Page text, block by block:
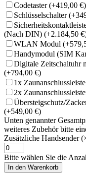
Codetaster(+419,00 €)
Schlüsselschalter
(Nach DIN) (+2.184,50
WLAN Modul
Handymodul (SIM
Digitale Zeitschaltuhr
(+794,00 €)
1x
2x
Übersteigschutz/
(+549,00 €)
Unten genannter
weiteres Zubehör bitte
Zusätzliche Handsender
Bitte wählen Sie die
In den Warenkorb